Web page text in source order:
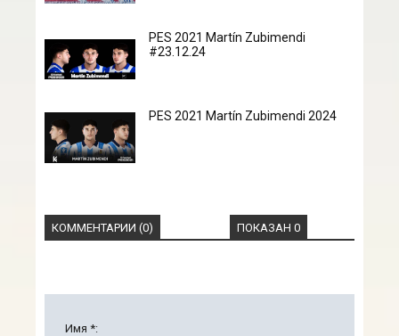
PES 2021 Martín Zubimendi
#23.12.24
PES 2021 Martín Zubimendi 2024
КОММЕНТАРИИ (0) ПОКАЗАН 0
Имя *: